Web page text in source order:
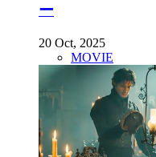
ー
20 Oct, 2025
MOVIE